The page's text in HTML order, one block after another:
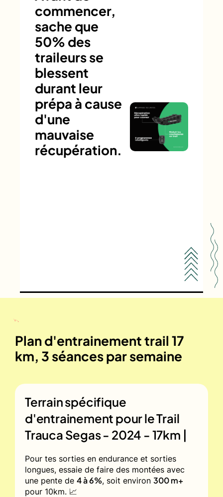
commencer,
sache que
50% des
traileurs se
blessent
durant leur
prépa à cause
d'une
mauvaise
récupération.
Plan d'entrainement trail 17
km, 3 séances par semaine
Terrain spécifique
d'entrainement pour leTrail
Trauca Segas - 2024 - 17km |
Pour tes sorties en endurance et sorties
longues, essaie de faire des montées avec
une pente de 4 à 6%, soit environ 300 m+
pour 10km. 📈